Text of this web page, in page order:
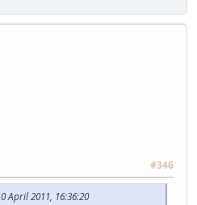
#346
April 2011, 16:36:20